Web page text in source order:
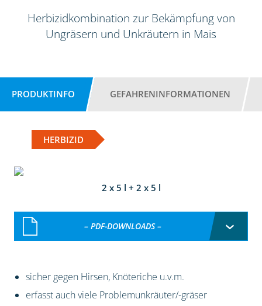
Herbizidkombination zur Bekämpfung von
Ungräsern und Unkräutern in Mais
PRODUKTINFO GEFAHRENINFORMATIONEN
HERBIZID
2 x 5 l + 2 x 5 l
– PDF-DOWNLOADS –
sicher gegen Hirsen, Knöteriche u.v.m.
erfasst auch viele Problemunkräuter/-gräser